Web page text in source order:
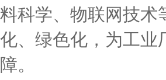
料科学、物联网技术
化、绿色化，为工业
障。